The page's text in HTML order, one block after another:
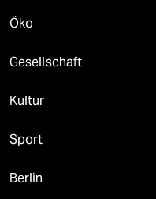
Öko
Gesellschaft
Kultur
Sport
Berlin